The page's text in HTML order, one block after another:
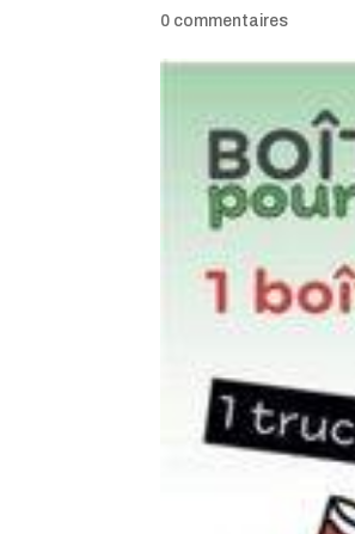
0 commentaires